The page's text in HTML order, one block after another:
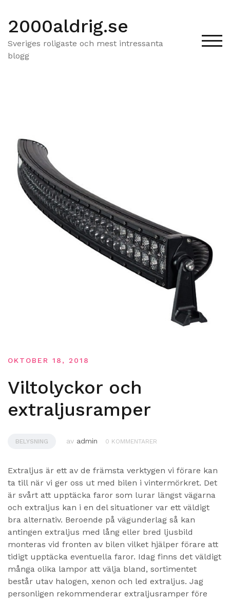
innehåll
2000aldrig.se
Sveriges roligaste och mest intressanta
blogg
SLÅ
OKTOBER 18, 2018
Viltolyckor och
extraljusramper
BELYSNING av admin 0 KOMMENTARER
Extraljus är ett av de främsta verktygen vi förare kan
ta till när vi ger oss ut med bilen i vintermörkret. Det
är svårt att upptäcka faror som lurar längst vägarna
och extraljus kan i en del situationer var ett väldigt
bra alternativ. Beroende på vägunderlag så kan
antingen extraljus med lång eller bred ljusbild
monteras vid fronten av bilen vilket hjälper förare att
tidigt upptäcka eventuella faror. Idag finns det väldigt
många olika lampor att välja bland, sortimentet
består utav halogen, xenon och led extraljus. Jag
personligen rekommenderar extraljusramper före